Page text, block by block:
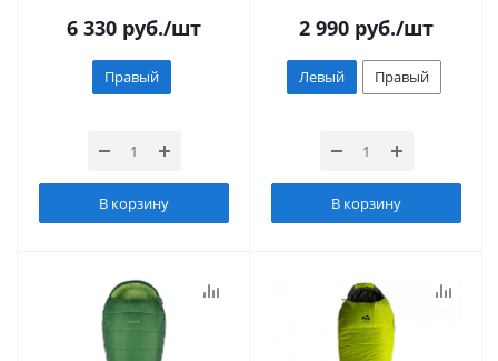
6 330 руб./шт
Правый
В корзину
2 990 руб./шт
Левый Правый
В корзину